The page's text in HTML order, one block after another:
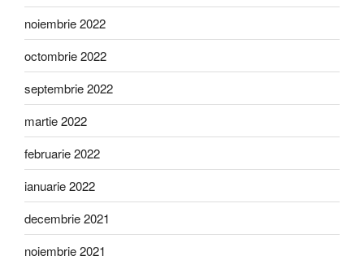
noiembrie 2022
octombrie 2022
septembrie 2022
martie 2022
februarie 2022
ianuarie 2022
decembrie 2021
noiembrie 2021